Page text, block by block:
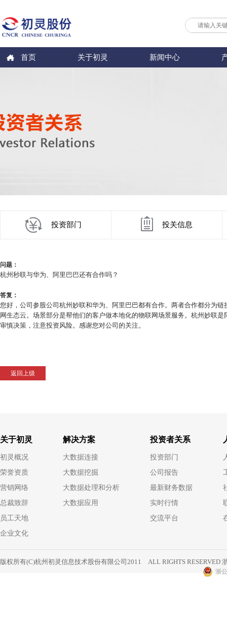
首页 关于初灵 新闻中心
投资部门 投关信息
问题：
杭州秒联与华为、阿里巴巴还有合作吗？
答复：
您好，公司参股公司杭州妙联和华为、阿里巴巴都有合作。两者合作都分为
网生态云。场景部分是帮他们的客户做本地化的物联网场景服务。杭州妙联
审慎决策，注意投资风险。感谢您对公司的关注。
返回上级
关于初灵
初灵概况
荣誉资质
营销网络
总裁致辞
员工天地
企业文化
解决方案
大数据连接
大数据挖掘
大数据处理和分析
大数据应用
投资者关系
投资部门
公司报告
最新财务数据
实时行情
交流平台
版权所有(C)杭州初灵信息技术股份有限公司2011 ALL RIGHTS RESERVED
浙